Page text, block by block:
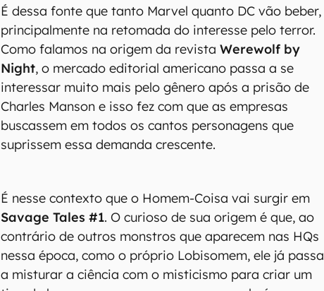
É dessa fonte que tanto Marvel quanto DC vão beber,
principalmente na retomada do interesse pelo terror.
Como falamos na origem da revistaWerewolf by
Night, o mercado editorial americano passa a se
interessar muito mais pelo gênero após a prisão de
Charles Manson e isso fez com que as empresas
buscassem em todos os cantos personagens que
suprissem essa demanda crescente.
É nesse contexto que o Homem-Coisa vai surgir em
Savage Tales #1. O curioso de sua origem é que, ao
contrário de outros monstros que aparecem nas HQs
nessa época, como o próprio Lobisomem, ele já passa
a misturar a ciência com o misticismo para criar um